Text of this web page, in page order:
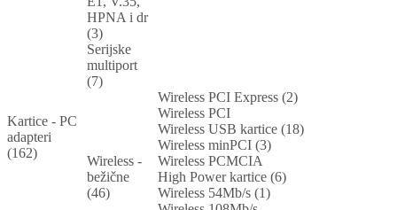
Kartice - PC
adapteri
(162)
HPNA i dr
(3)
Serijske
multiport
(7)
Wireless -
bežične
(46)
Wireless PCI Express (2)
Wireless PCI
Wireless USB kartice (18)
Wireless minPCI (3)
Wireless PCMCIA
High Power kartice (6)
Wireless 54Mb/s (1)